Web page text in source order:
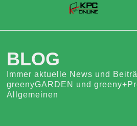
BLOG
Immer aktuelle News und
greenyGARDEN und
Allgemeinen